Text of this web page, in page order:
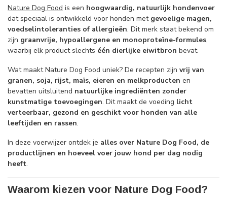
Nature Dog Food is een hoogwaardig, natuurlijk hondenvoer
dat speciaal is ontwikkeld voor honden met gevoelige magen,
voedselintoleranties of allergieën. Dit merk staat bekend om
zijn graanvrije, hypoallergene en monoproteïne-formules,
waarbij elk product slechts één dierlijke eiwitbron bevat.
Wat maakt Nature Dog Food uniek? De recepten zijn vrij van
granen, soja, rijst, maïs, eieren en melkproducten en
bevatten uitsluitend natuurlijke ingrediënten zonder
kunstmatige toevoegingen. Dit maakt de voeding licht
verteerbaar, gezond en geschikt voor honden van alle
leeftijden en rassen.
In deze voerwijzer ontdek je alles over Nature Dog Food, de
productlijnen en hoeveel voer jouw hond per dag nodig
heeft.
Waarom kiezen voor Nature Dog Food?